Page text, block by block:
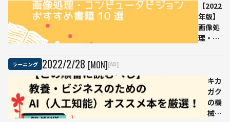
が
問
わ
れ
ド
ゲ
ー
ム
サー
ビス
のカ
オス
無料
や就
職・
転職
【2022
年版】
画像処
理・コ
おすす
め書籍
10選
ラーニング 2022/2/28 [MON][AD]
キカ
ガク
の機
械学